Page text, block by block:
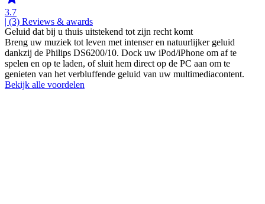
3.7
| (3) Reviews & awards
Geluid dat bij u thuis uitstekend tot zijn recht komt
Breng uw muziek tot leven met intenser en natuurlijker geluid
dankzij de Philips DS6200/10. Dock uw iPod/iPhone om af te
spelen en op te laden, of sluit hem direct op de PC aan om te
genieten van het verbluffende geluid van uw multimediacontent.
Bekijk alle voordelen